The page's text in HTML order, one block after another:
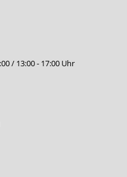
/ 13:00 - 17:00 Uhr